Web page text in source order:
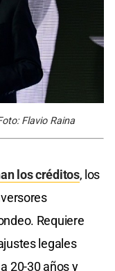
Flavio Raina
los créditos, los
Requiere
legales
20-30 años y